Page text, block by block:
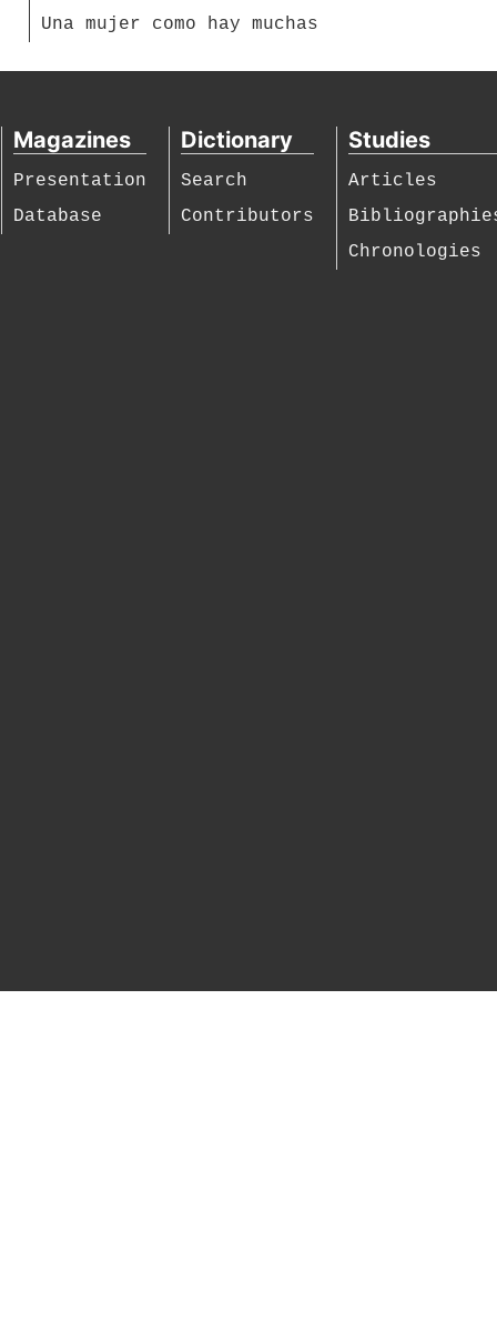
Una mujer como hay muchas
Magazines
Presentation
Database
Dictionary
Search
Contributors
Studies
Articles
Chronologies